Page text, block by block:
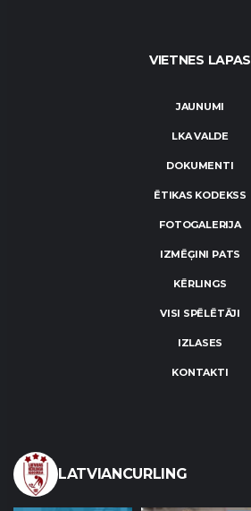
VIETNES LAPAS
JAUNUMI
LKA VALDE
DOKUMENTI
ĒTIKAS KODEKSS
FOTOGALERIJA
IZMĒĢINI PATS
KĒRLINGS
VISI SPĒLĒTĀJI
IZLASES
KONTAKTI
LATVIANCURLING